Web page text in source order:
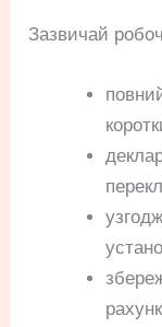
Зазвичай